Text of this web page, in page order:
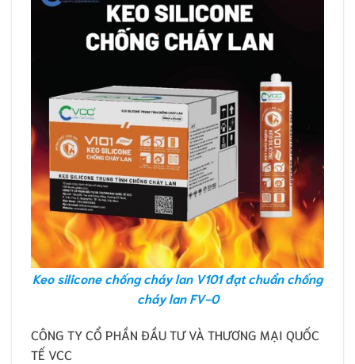
Keo silicone chống cháy lan V101 đạt chuẩn chống
cháy lan FV-0
CÔNG TY CỔ PHẦN ĐẦU TƯ VÀ THƯƠNG MẠI QUỐC
TẾ VCC